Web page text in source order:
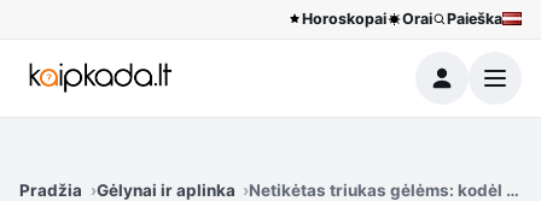
Horoskopai Orai Paieška
Meniu
Pradžia Gėlynai ir aplinka Netikėtas triukas gėlėms: kodėl